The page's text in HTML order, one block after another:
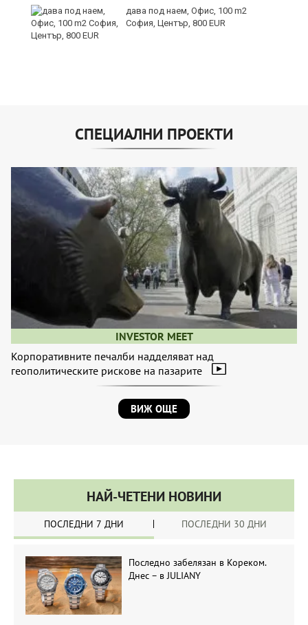
дава под наем, Офис, 100 m2
София, Център, 800 EUR
СПЕЦИАЛНИ ПРОЕКТИ
INVESTOR MEET
Корпоративните печалби надделяват над
геополитическите рискове на пазарите
ВИЖ ОЩЕ
НАЙ-ЧЕТЕНИ НОВИНИ
ПОСЛЕДНИ 7 ДНИ ПОСЛЕДНИ 30 ДНИ
Последно забелязан в Кореком.
Днес – в JULIANY